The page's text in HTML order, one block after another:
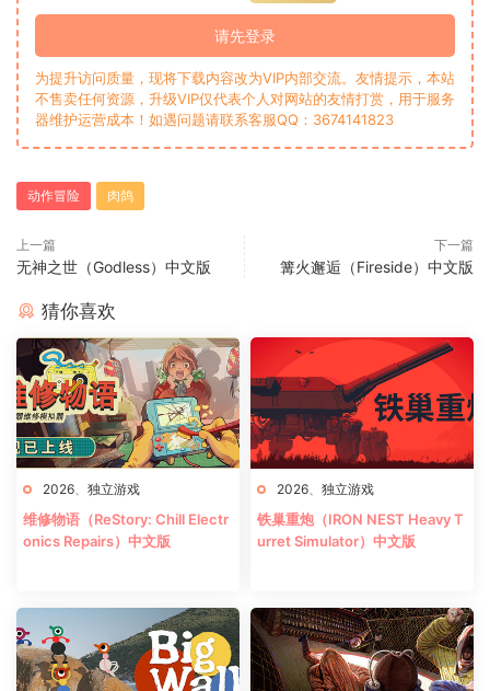
请先登录
为提升访问质量，现将下载内容改为VIP内部交流。友情提示，本站
不售卖任何资源，升级VIP仅代表个人对网站的友情打赏，用于服务
器维护运营成本！如遇问题请联系客服QQ：3674141823
动作冒险 肉鸽
上一篇
无神之世（Godless）中文版
下一篇
篝火邂逅（Fireside）中文版
猜你喜欢
2026 独立游戏
维修物语（ReStory: Chill Electr
onics Repairs）中文版
2026 独立游戏
铁巢重炮（IRON NEST Heavy T
urret Simulator）中文版